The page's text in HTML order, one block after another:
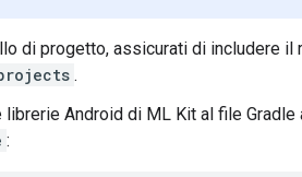
di progetto, assicurati di includere il
.
Android di ML Kit al file
: